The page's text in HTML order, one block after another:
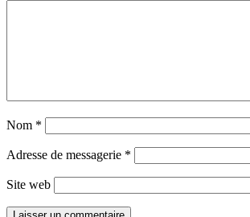
Nom *
Adresse de messagerie *
Site web